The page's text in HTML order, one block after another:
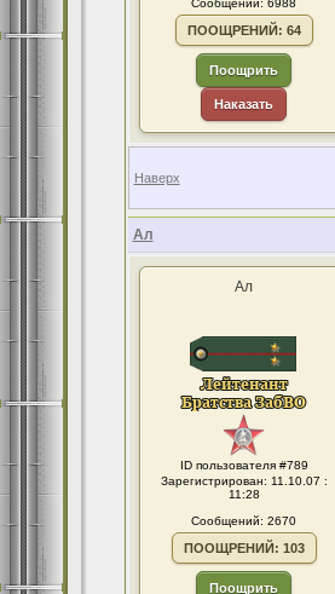
Сообщений: 6988
ПООЩРЕНИЙ: 64
Поощрить
Наказать
Наверх
Ал
Ал
ID пользователя #789
Зарегистрирован: 11.10.07 :
11:28
Сообщений: 2670
ПООЩРЕНИЙ: 103
Поощрить